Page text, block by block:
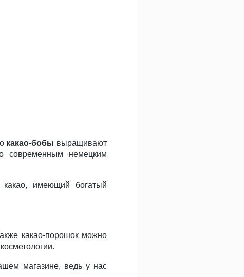
какао-бобы выращивают
современным немецким
имеющий богатый
какао-порошок можно
магазине, ведь у нас